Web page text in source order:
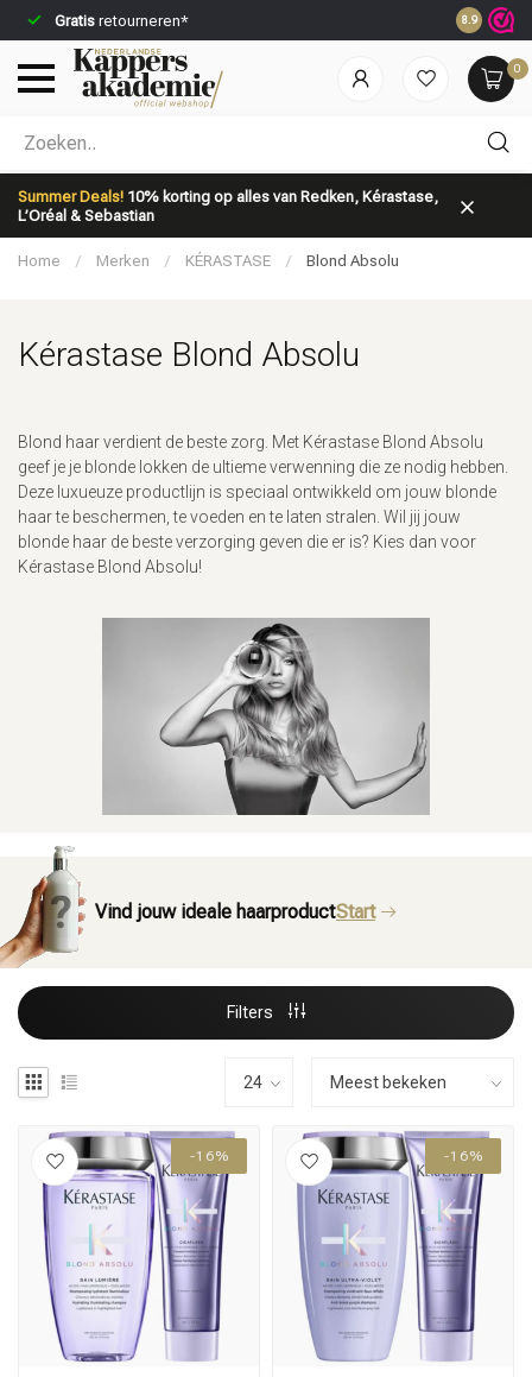
Gratis retourneren* Voor
8.9
0
Summer Deals! 10% korting op alles van Redken, Kérastase,
L’Oréal & Sebastian
Welke categorie ben jij naar op zoek?
Home / Merken / KÉRASTASE / Blond Absolu
Kérastase Blond Absolu
Blond haar verdient de beste zorg. Met Kérastase Blond Absolu
geef je je blonde lokken de ultieme verwenning die ze nodig hebben.
Deze luxueuze productlijn is speciaal ontwikkeld om jouw blonde
haar te beschermen, te voeden en te laten stralen. Wil jij jouw
blonde haar de beste verzorging geven die er is? Kies dan voor
Kérastase Blond Absolu!
Vind jouw ideale haarproductStart
Filters
-16% -16%